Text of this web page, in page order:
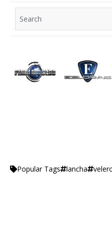
for:
Popular Tags lancha